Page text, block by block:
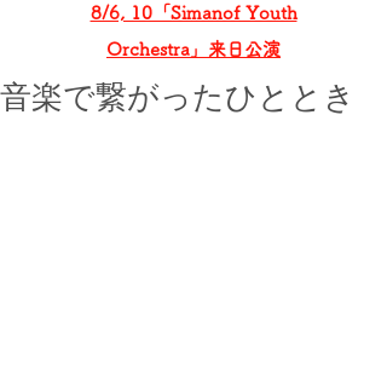
8/6, 10「Simanof Youth
Orchestra」来日公演
音楽で繋がったひととき